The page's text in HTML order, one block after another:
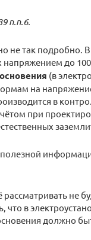
п.п.6.
не так подробно. В
напряжением до
(в
на
в
при
полезной
рассматривать не
что в
должно